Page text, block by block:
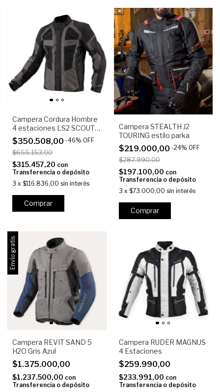
Campera Cordura Hombre
4 estaciones LS2 SCOUT
4S
$350.508,00 -46% OFF
$655.153,00
$315.457,20 con
Transferencia o depósito
3 x $116.836,00 sin interés
Comprar
Campera STEALTH J2
TOURING estilo parka
$219.000,00 -24% OFF
$287.990,00
$197.100,00 con
Transferencia o depósito
3 x $73.000,00 sin interés
Comprar
Envío gratis
Campera REVIT SAND 5
H2O Gris Azul
$1.375.000,00
$1.237.500,00 con
Transferencia o depósito
Campera RUDER MAGNUS
4 Estaciones
$259.990,00
$233.991,00 con
Transferencia o depósito